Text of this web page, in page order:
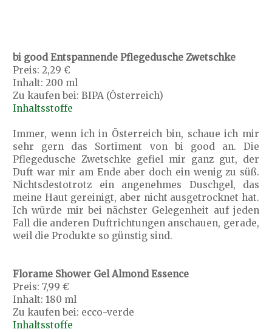
bi good Entspannende Pflegedusche Zwetschke
Preis: 2,29 €
Inhalt: 200 ml
Zu kaufen bei: BIPA (Österreich)
Inhaltsstoffe
Immer, wenn ich in Österreich bin, schaue ich mir
sehr gern das Sortiment von bi good an. Die
Pflegedusche Zwetschke gefiel mir ganz gut, der
Duft war mir am Ende aber doch ein wenig zu süß.
Nichtsdestotrotz ein angenehmes Duschgel, das
meine Haut gereinigt, aber nicht ausgetrocknet hat.
Ich würde mir bei nächster Gelegenheit auf jeden
Fall die anderen Duftrichtungen anschauen, gerade,
weil die Produkte so günstig sind.
Florame Shower Gel Almond Essence
Preis: 7,99 €
Inhalt: 180 ml
Zu kaufen bei: ecco-verde
Inhaltsstoffe